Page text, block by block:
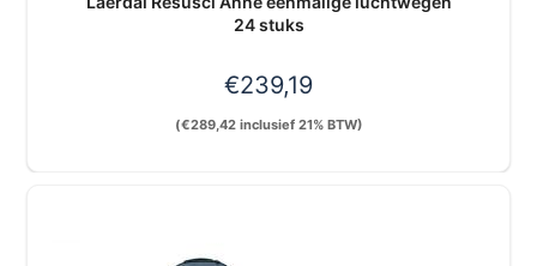
24 stuks
€239,19
(€289,42inclusief 21% BTW)